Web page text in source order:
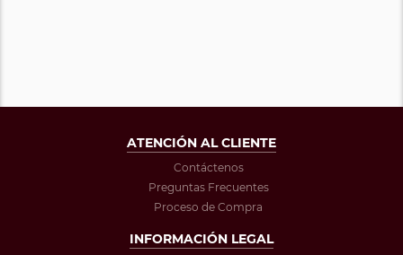
ATENCIÓN AL CLIENTE
Contáctenos
Preguntas Frecuentes
Proceso de Compra
INFORMACIÓN LEGAL